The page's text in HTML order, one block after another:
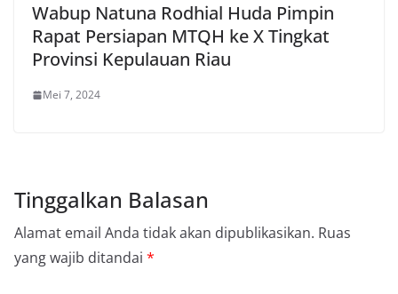
Wabup Natuna Rodhial Huda Pimpin
Rapat Persiapan MTQH ke X Tingkat
Provinsi Kepulauan Riau
Mei 7, 2024
Tinggalkan Balasan
Alamat email Anda tidak akan dipublikasikan. Ruas
yang wajib ditandai *